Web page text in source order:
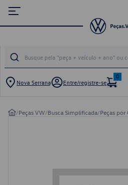
Nova Serrana Entre/registre-se
0
/Peças VW/Busca Simplificada/Peças